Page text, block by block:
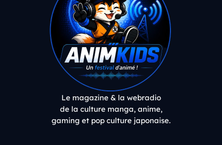
Le magazine & la webradio
de la culture manga, anime,
gaming et pop culture japonaise.